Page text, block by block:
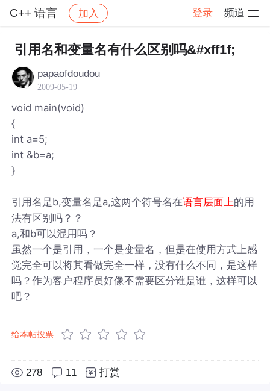
C++ 语言 加入 登录 频道
社区 C++ 语言 帖子详情
引用名和变量名有什么区别吗&#xff1f;
papaofdoudou
2009-05-19
void main(void)
{
int a=5;
int &b=a;
}
引用名是b,变量名是a,这两个符号名在语言层面上的用
法有区别吗？？
a,和b可以混用吗？
虽然一个是引用，一个是变量名，但是在使用方式上感
觉完全可以将其看做完全一样，没有什么不同，是这样
吗？作为客户程序员好像不需要区分谁是谁，这样可以
吧？
给本帖投票
278 11 打赏